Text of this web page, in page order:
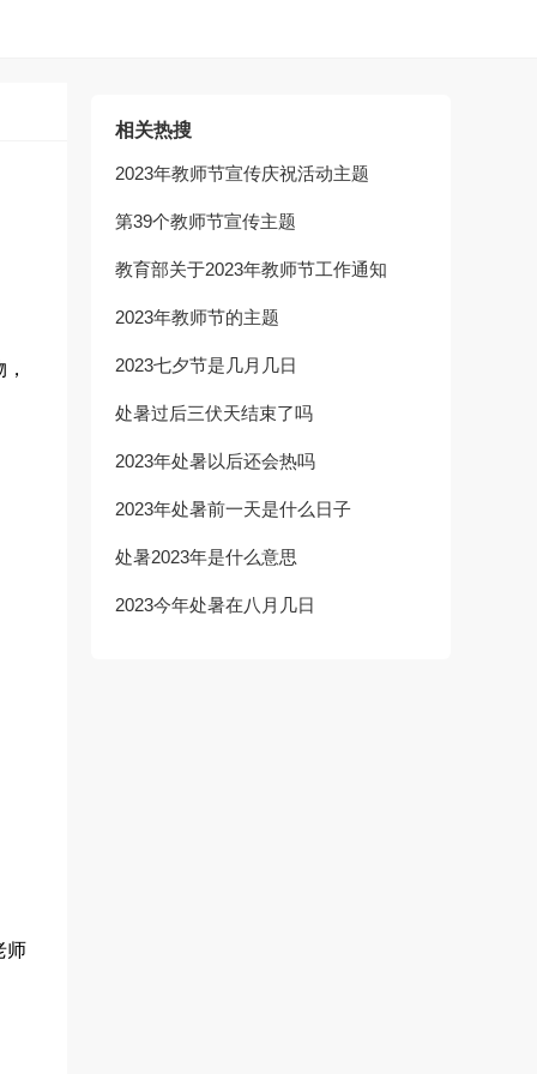
师
相关热搜
2023年教师节宣传庆祝活动主题
第39个教师节宣传主题
教育部关于2023年教师节工作通知
2023年教师节的主题
2023七夕节是几月几日
处暑过后三伏天结束了吗
2023年处暑以后还会热吗
2023年处暑前一天是什么日子
处暑2023年是什么意思
2023今年处暑在八月几日